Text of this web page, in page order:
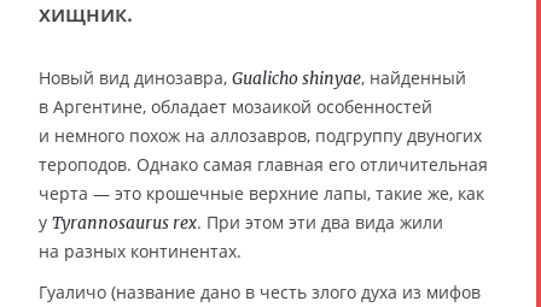
хищник.
Новый вид динозавра, Gualicho shinyae, найденный
в Аргентине, обладает мозаикой особенностей
и немного похож на аллозавров, подгруппу двуногих
тероподов. Однако самая главная его отличительная
черта — это крошечные верхние лапы, такие же, как
у Tyrannosaurus rex. При этом эти два вида жили
на разных континентах.
Гуаличо (название дано в честь злого духа из мифов